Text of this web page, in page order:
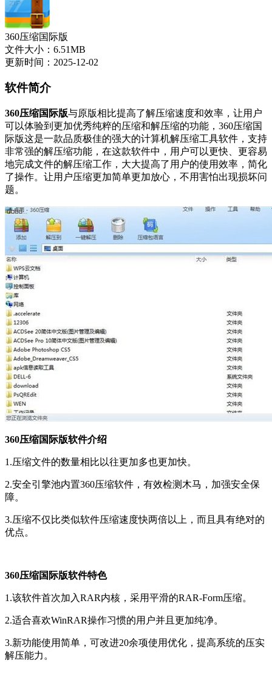
360压缩国际版
文件大小：6.51MB
更新时间：2025-12-02
软件简介
360压缩国际版与原版相比提高了解压缩速度和效率，让用户
可以体验到更加优秀纯粹的压缩和解压缩的功能，360压缩国
际版这是一款品质极佳的强大的计算机解压缩工具软件，支持
非常强的解压缩功能，在这款软件中，用户可以更快、更容易
地完成文件的解压缩工作，大大提高了用户的使用效率，简化
了操作。让用户压缩更加简单更加放心，不用害怕出现损坏问
题。
360压缩国际版软件介绍
1.压缩文件的数量相比以往更加多也更加快。
2.安全引擎池内置360压缩软件，有效检测木马，加强安全保
障。
3.压缩不仅比类似软件压缩速度快两倍以上，而且具有绝对的
优点。
360压缩国际版软件特色
1.该软件首次加入RAR内核，采用平滑的RAR-Form压缩。
2.适合喜欢WinRAR操作习惯的用户并且更加纯净。
3.新功能使用简单，可改进20余项使用优化，提高系统的压实
解压能力。